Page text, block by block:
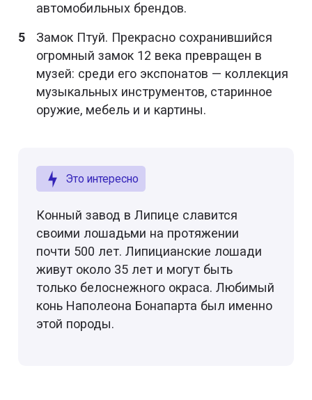
автомобильных брендов.
Замок Птуй. Прекрасно сохранившийся
огромный замок 12 века превращен в
музей: среди его экспонатов — коллекция
музыкальных инструментов, старинное
оружие, мебель и и картины.
Это интересно
Конный завод в Липице славится
своими лошадьми на протяжении
почти 500 лет. Липицианские лошади
живут около 35 лет и могут быть
только белоснежного окраса. Любимый
конь Наполеона Бонапарта был именно
этой породы.